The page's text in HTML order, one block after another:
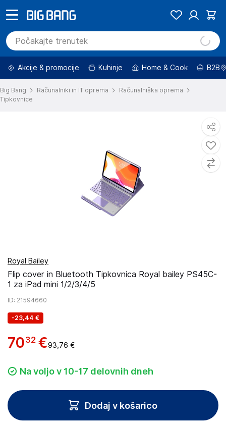
Akcije & promocije Kuhinje Home & Cook B2B
Big Bang Računalniki in IT oprema
Računalniška oprema
Tipkovnice
Royal Bailey
Flip cover in Bluetooth Tipkovnica Royal bailey PS45C-
1 za iPad mini 1/2/3/4/5
ID: 21594660
-23,44 €
7032 €93,76 €
Na voljo v 10-17 delovnih dneh
Dodaj v košarico